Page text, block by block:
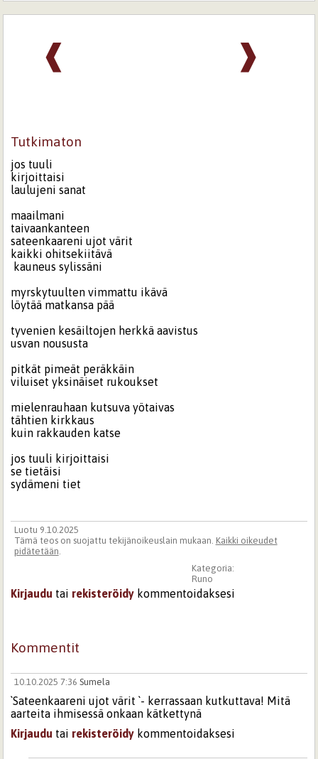
❱
❰
Tutkimaton
jos tuuli
kirjoittaisi
laulujeni sanat
maailmani
taivaankanteen
sateenkaareni ujot värit
kaikki ohitsekiitävä
kauneus sylissäni
myrskytuulten vimmattu ikävä
löytää matkansa pää
tyvenien kesäiltojen herkkä aavistus
usvan noususta
pitkät pimeät peräkkäin
viluiset yksinäiset rukoukset
mielenrauhaan kutsuva yötaivas
tähtien kirkkaus
kuin rakkauden katse
jos tuuli kirjoittaisi
se tietäisi
sydämeni tiet
Luotu 9.10.2025
Tämä teos on suojattu tekijänoikeuslain mukaan. Kaikki oikeudet
pidätetään.
Kategoria:
Runo
Kirjaudu tai rekisteröidy kommentoidaksesi
Kommentit
10.10.2025 7:36 Sumela
`Sateenkaareni ujot värit `- kerrassaan kutkuttava! Mitä
aarteita ihmisessä onkaan kätkettynä
Kirjaudu tai rekisteröidy kommentoidaksesi